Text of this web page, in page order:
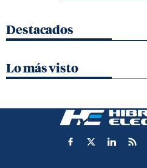
Destacados
Lo más visto